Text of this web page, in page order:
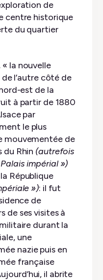
de
centre historique
du quartier
la nouvelle
l’autre côté de
est de la
à partir de 1880
par
le plus
mouvementée de
du Rhin (autrefois
impérial »)
République
»): il fut
de
de ses visites à
durant la
une
nazie puis en
française
il abrite